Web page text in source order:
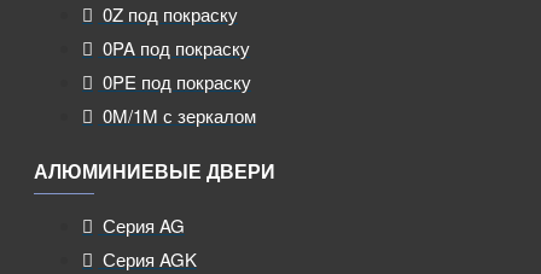
0Z под покраску
0PA под покраску
0PE под покраску
0M/1M с зеркалом
АЛЮМИНИЕВЫЕ ДВЕРИ
Серия AG
Серия AGK